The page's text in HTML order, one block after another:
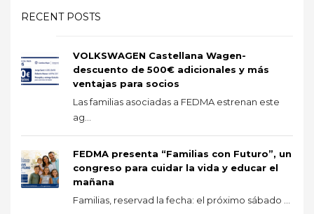
RECENT POSTS
VOLKSWAGEN Castellana Wagen-
descuento de 500€ adicionales y más
ventajas para socios
Las familias asociadas a FEDMA estrenan este
ag...
FEDMA presenta “Familias con Futuro”, un
congreso para cuidar la vida y educar el
mañana
Familias, reservad la fecha: el próximo sábado ...